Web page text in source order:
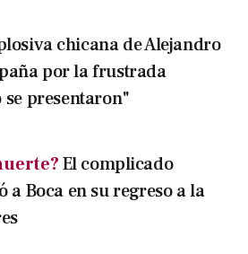
chicana de Alejandro
por la frustrada
presentaron"
El complicado
a Boca en su regreso a la